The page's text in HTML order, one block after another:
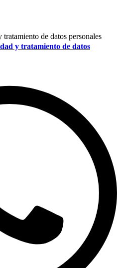
de datos personales
y tratamiento de datos